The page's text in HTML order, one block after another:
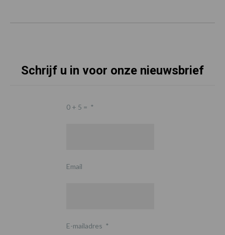
Schrijf u in voor onze nieuwsbrief
0 + 5 = *
Email
E-mailadres *